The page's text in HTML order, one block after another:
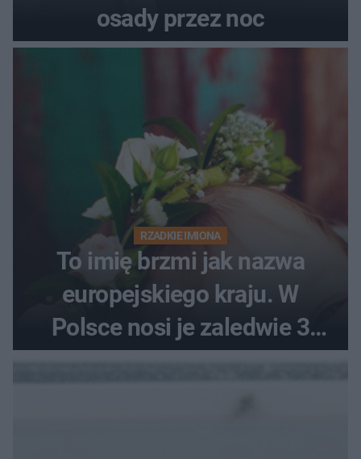
osady przez noc
RZADKIE IMIONA
To imię brzmi jak nazwa
europejskiego kraju. W
Polsce nosi je zaledwie 3
kobiety